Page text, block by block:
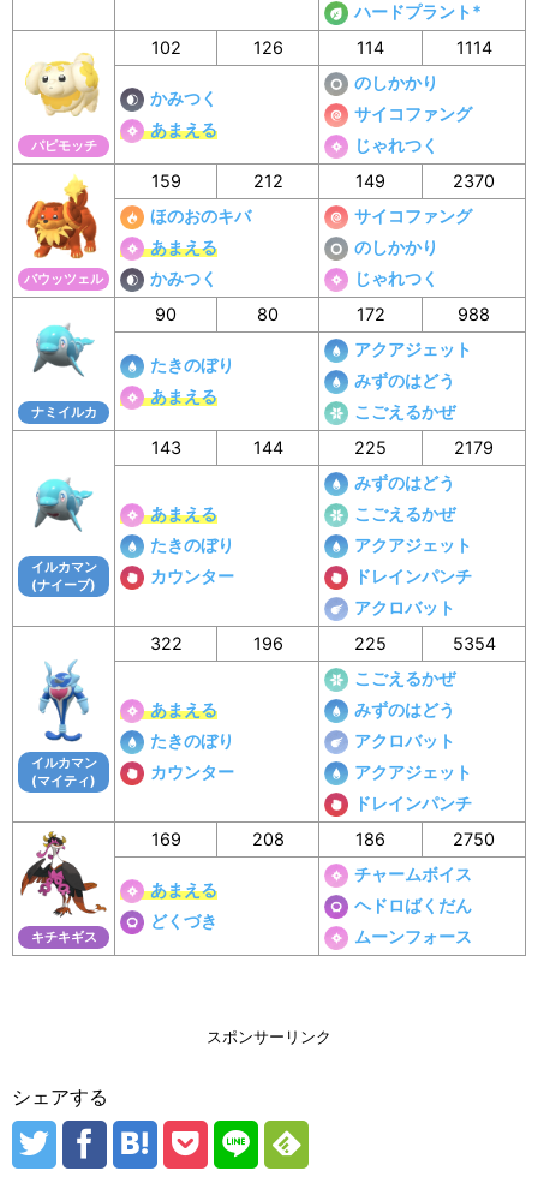
ハードプラント*
パピモッチ
102 126 114 1114
かみつく
あまえる
のしかかり
サイコファング
じゃれつく
バウッツェル
159 212 149
2370
ほのおのキバ
あまえる
かみつく
サイコファング
のしかかり
じゃれつく
ナミイルカ
90 80 172 988
たきのぼり
あまえる
アクアジェット
みずのはどう
こごえるかぜ
イルカマン
(ナイーブ)
143 144 225 2179
あまえる
たきのぼり
カウンター
みずのはどう
こごえるかぜ
アクアジェット
ドレインパンチ
アクロバット
イルカマン
(マイティ)
322 196 225 5354
あまえる
たきのぼり
カウンター
こごえるかぜ
みずのはどう
アクロバット
アクアジェット
ドレインパンチ
キチキギス
169 208 186 2750
あまえる
どくづき
チャームボイス
ヘドロばくだん
ムーンフォース
スポンサーリンク
シェアする